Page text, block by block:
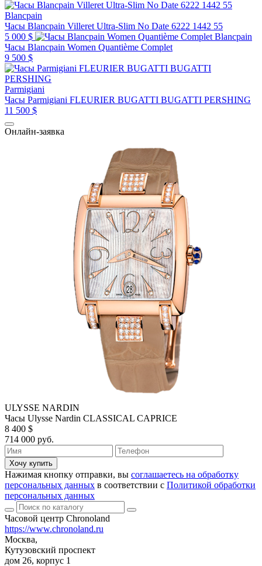
Blancpain
Часы Blancpain Villeret Ultra-Slim No Date 6222 1442 55
5 000 $
Blancpain
Часы Blancpain Women Quantième Complet
9 500 $
Parmigiani
Часы Parmigiani FLEURIER BUGATTI BUGATTI PERSHING
11 500 $
Онлайн-заявка
ULYSSE NARDIN
Часы Ulysse Nardin CLASSICAL CAPRICE
8 400 $
714 000 руб.
Хочу купить
Нажимая кнопку отправки, вы соглашаетесь на обработку
персональных данных в соответствии с Политикой обработки
персональных данных
Часовой центр Chronoland
https://www.chronoland.ru
Москва,
Кутузовский проспект
дом 26, корпус 1